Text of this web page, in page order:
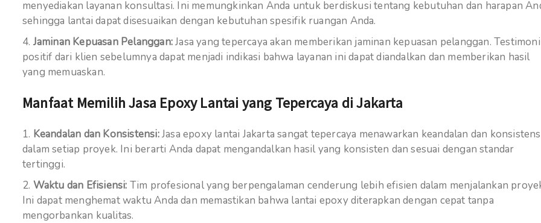
menyediakan layanan konsultasi. Ini memungkinkan Anda untuk berdiskusi tentang kebutuhan dan harapan
sehingga lantai dapat disesuaikan dengan kebutuhan spesifik ruangan Anda.
Jaminan Kepuasan Pelanggan:Jasa yang tepercaya akan memberikan jaminan kepuasan pelanggan. Testimoni
positif dari klien sebelumnya dapat menjadi indikasi bahwa layanan ini dapat diandalkan dan memberikan hasil
yang memuaskan.
Manfaat Memilih Jasa Epoxy Lantai yang Tepercaya di Jakarta
Keandalan dan Konsistensi:Jasa epoxy lantai Jakarta sangat tepercaya menawarkan keandalan dan
dalam setiap proyek. Ini berarti Anda dapat mengandalkan hasil yang konsisten dan sesuai dengan standar
tertinggi.
Waktu dan Efisiensi: Tim profesional yang berpengalaman cenderung lebih efisien dalam menjalankan
Ini dapat menghemat waktu Anda dan memastikan bahwa lantai epoxy diterapkan dengan cepat tanpa
mengorbankan kualitas.